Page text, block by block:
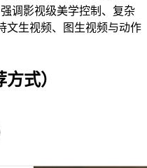
调影视级美学控制、复杂
文生视频、图生视频与动作
式）